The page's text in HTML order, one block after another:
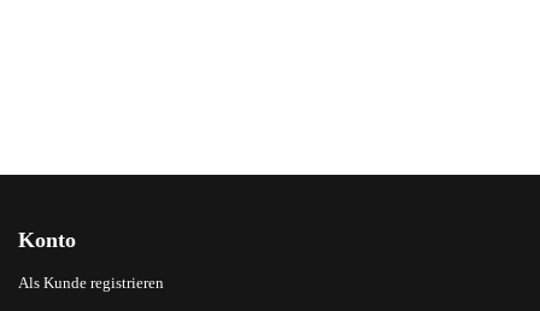
Konto
Als Kunde registrieren